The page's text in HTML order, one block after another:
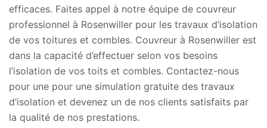
efficaces. Faites appel à notre équipe de couvreur
professionnel à Rosenwiller pour les travaux d’isolation
de vos toitures et combles. Couvreur à Rosenwiller est
dans la capacité d’effectuer selon vos besoins
l’isolation de vos toits et combles. Contactez-nous
pour une pour une simulation gratuite des travaux
d’isolation et devenez un de nos clients satisfaits par
la qualité de nos prestations.